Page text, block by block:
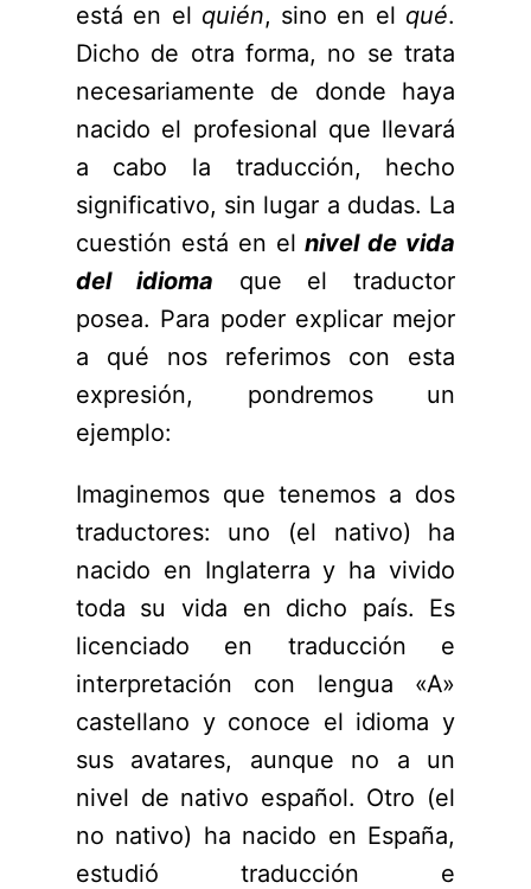
está en el quién, sino en el qué.
Dicho de otra forma, no se trata
necesariamente de donde haya
nacido el profesional que llevará
a cabo la traducción, hecho
significativo, sin lugar a dudas. La
cuestión está en elnivel de vida
del idioma que el traductor
posea. Para poder explicar mejor
a qué nos referimos con esta
expresión, pondremos un
ejemplo:
Imaginemos que tenemos a dos
traductores: uno (el nativo) ha
nacido en Inglaterra y ha vivido
toda su vida en dicho país. Es
licenciado en traducción e
interpretación con lengua «A»
castellano y conoce el idioma y
sus avatares, aunque no a un
nivel de nativo español. Otro (el
no nativo) ha nacido en España,
estudió traducción e